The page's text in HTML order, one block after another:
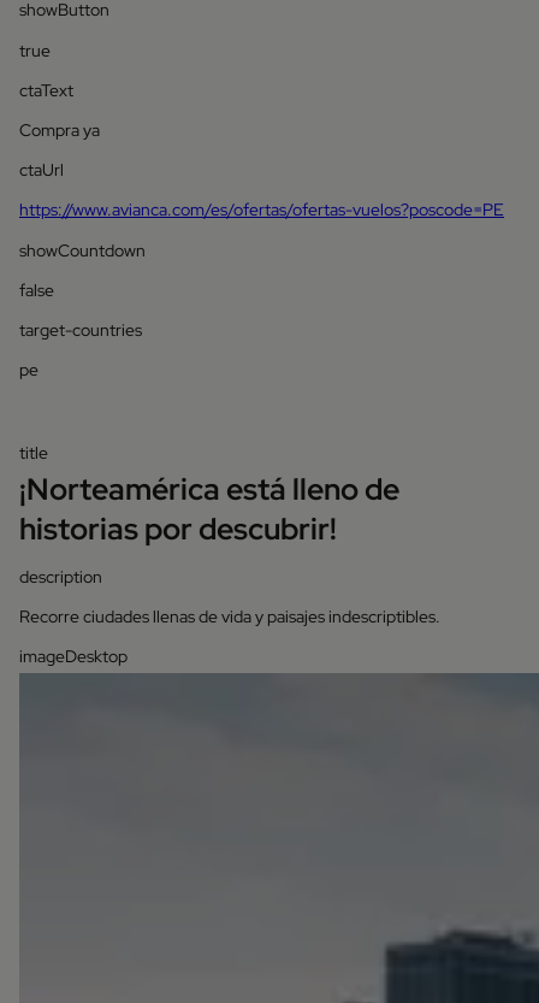
showButton
true
ctaText
Compra ya
ctaUrl
https://www.avianca.com/es/ofertas/ofertas-vuelos?poscode=PE
showCountdown
false
target-countries
pe
title
¡Norteamérica está lleno de
historias por descubrir!
description
Recorre ciudades llenas de vida y paisajes indescriptibles.
imageDesktop